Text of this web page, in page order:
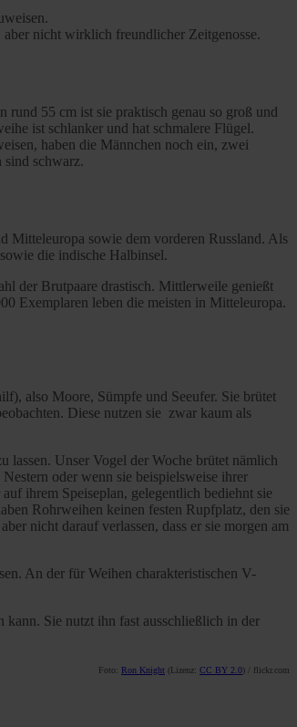
nicht wirklich freundlicher Zeitgenosse.
55 cm ist sie praktisch genau so groß und
ist schlanker und hat schmalere Flügel.
haben die Männchen noch ein, zwei
sind schwarz.
Mitteleuropa sowie dem vorderen Russland. Als
die indische Halbinsel.
der Brutpaare drastisch. Mittlerweile genießt
Exemplaren leben die meisten in Mitteleuropa.
also Moore, Sümpfe und Seeufer. Sie brütet
Diese nutzen sie zwar kaum als
lassen. Unser Vogel der Woche brütet nämlich
oder wenn sie beispielsweise ihrer
ihrem Speiseplan, gelegentlich bediehnt sie
Rohrweihen keinen festen Rupfplatz, den sie
nicht darauf verlassen, dass er sie morgen am
An der für Weihen charakteristischen V-
kann. Sie nutzt ihn fast ausschließlich in der
Foto: Ron Knight (Lizenz: CC BY 2.0) / flickr.com